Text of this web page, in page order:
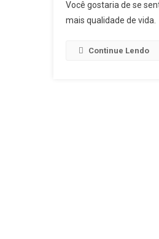
Você gostaria de se
mais qualidade de vida.
Continue Lendo